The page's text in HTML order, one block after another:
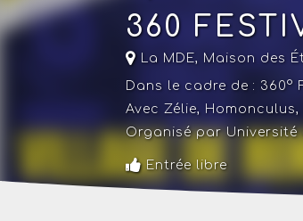
360
La MDE, Maison des
Dans le cadre de : 360°
Avec Zélie,
Organisé par Université
Entrée libre